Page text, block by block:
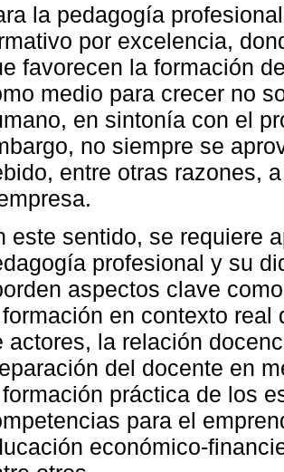
la pedagogía
por excelencia,
favorecen la formación
medio para crecer no
en sintonía con el
no siempre se
entre otras razones,
este sentido, se requiere
profesional y su
aspectos clave
en contexto
actores, la relación
del docente en
práctica de los
para el
económico-